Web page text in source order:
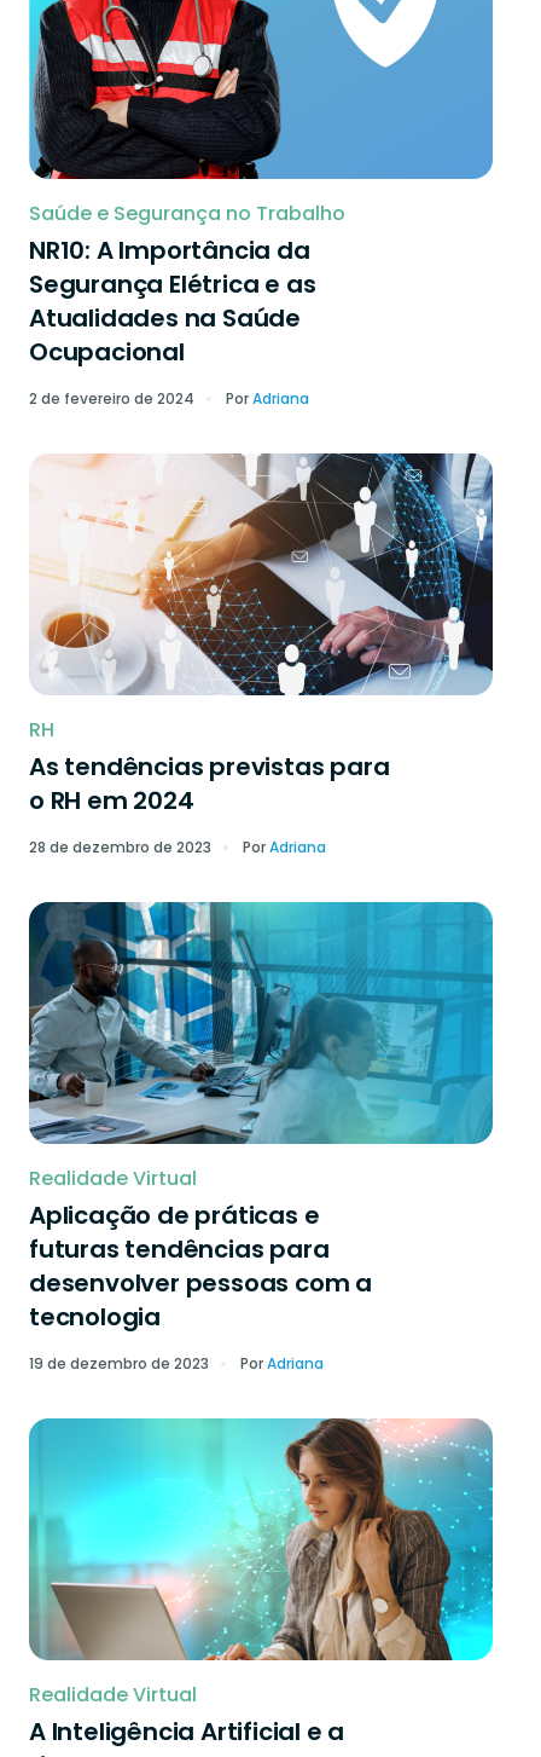
Saúde e Segurança no Trabalho
NR10: A Importância da
Segurança Elétrica e as
Atualidades na Saúde
Ocupacional
2 de fevereiro de 2024 PorAdriana
RH
As tendências previstas para
o RH em 2024
28 de dezembro de 2023 PorAdriana
Realidade Virtual
Aplicação de práticas e
futuras tendências para
desenvolver pessoas com a
tecnologia
19 de dezembro de 2023 PorAdriana
Realidade Virtual
A Inteligência Artificial e a